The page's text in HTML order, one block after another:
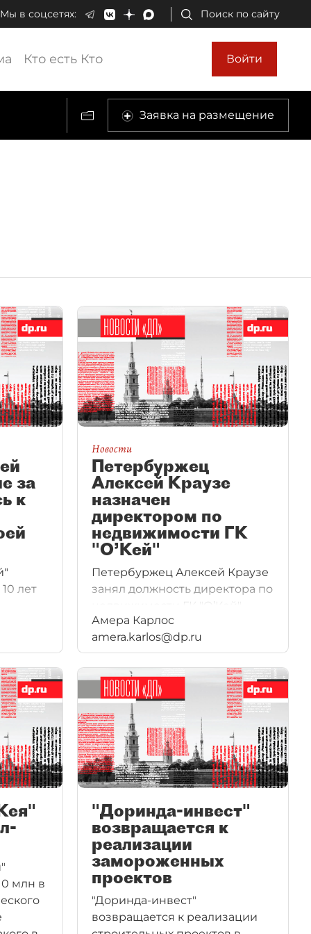
Мы в соцсетях: Поиск по сайту
Кто есть Кто Войти
Заявка на размещение
за
к
лет
Новости
Петербуржец
Алексей Краузе
назначен
директором по
недвижимости ГК
"О’Кей"
Петербуржец Алексей Краузе
занял должность директора по
недвижимости ГК "О’Кей",
сменив на этом посту
французского топ–менеджера
Жерома Депея.
Амера Карлос
amera.karlos@dp.ru
млн в
"Доринда-инвест"
возвращается к
реализации
замороженных
проектов
"Доринда-инвест"
возвращается к реализации